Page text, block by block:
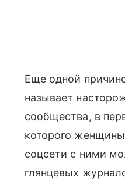
Еще одной
называет
сообщества, в
которого
соцсети с ними
глянцевых